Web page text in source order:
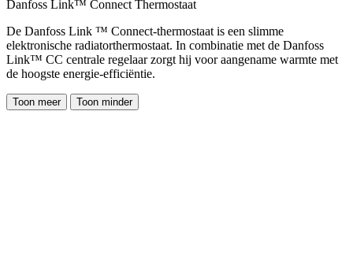
Danfoss Link™ Connect Thermostaat
De Danfoss Link ™ Connect-thermostaat is een slimme
elektronische radiatorthermostaat. In combinatie met de Danfoss
Link™ CC centrale regelaar zorgt hij voor aangename warmte met
de hoogste energie-efficiëntie.
Toon meer Toon minder